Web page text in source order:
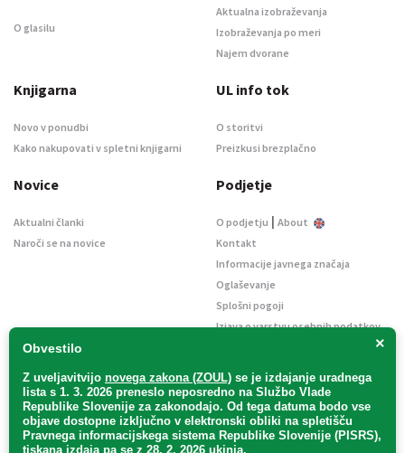
×
Obvestilo
Z uveljavitvijo novega zakona (ZOUL) se je izdajanje uradnega
lista s 1. 3. 2026 preneslo neposredno na Službo Vlade
Republike Slovenije za zakonodajo. Od tega datuma bodo vse
objave dostopne izključno v elektronski obliki na spletišču
Pravnega informacijskega sistema Republike Slovenije (PISRS),
tiskana izdaja pa se z 28. 2. 2026 ukinja.
O glasilu
Aktualna izobraževanja
Izobraževanja po meri
Najem dvorane
Knjigarna
Novo v ponudbi
Kako nakupovati v spletni knjigarni
UL info tok
O storitvi
Preizkusi brezplačno
Novice
Aktualni članki
Naroči se na novice
Podjetje
O podjetju | About
Kontakt
Informacije javnega značaja
Oglaševanje
Splošni pogoji
Izjava o varstvu osebnih podatkov
Uradni list d. o. o. – v likvidaciji / Vse pravice pridržane.